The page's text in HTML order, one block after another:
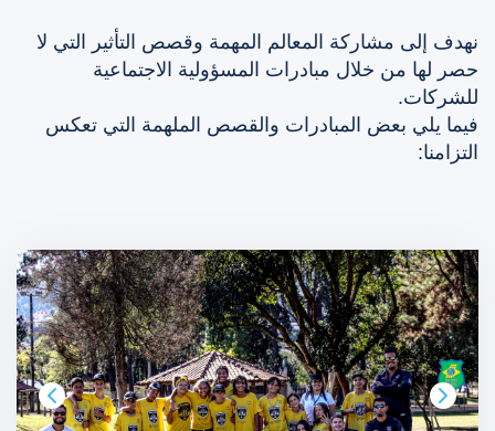
نهدف إلى مشاركة المعالم المهمة وقصص التأثير التي لا
حصر لها من خلال مبادرات المسؤولية الاجتماعية
للشركات.
فيما يلي بعض المبادرات والقصص الملهمة التي تعكس
التزامنا: